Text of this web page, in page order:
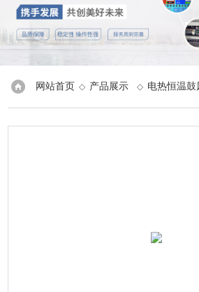
网站首页 ◇ 产品展示 ◇ 电热恒温鼓
箱> KLG-9145A精密型电热鼓风干燥箱